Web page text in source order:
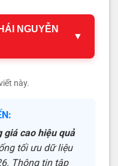
NGUYỄN
▼
này.
giá cao hiệu quả
tối ưu dữ liệu
Thông tin tập